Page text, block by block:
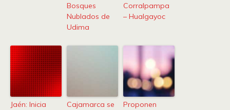
Bosques
Nublados de
Udima
Corralpampa
– Hualgayoc
Jaén: Inicia
Cajamarca se
Proponen